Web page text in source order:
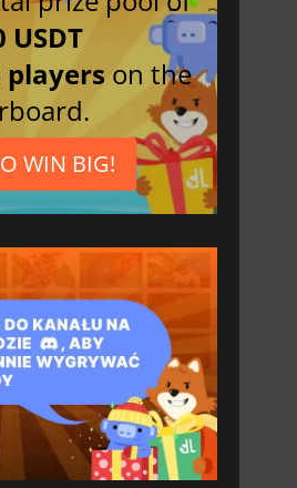
USDT
players on the
WIN BIG!